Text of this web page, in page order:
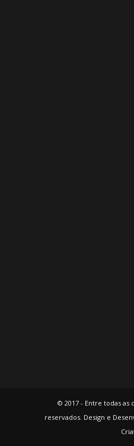
© 2017 - Entre todas as
reservados. Design e